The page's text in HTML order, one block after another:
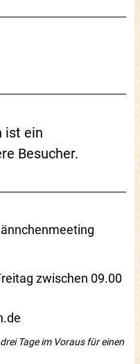
ist ein
Besucher.
zwischen 09.00
Tage im Voraus für einen